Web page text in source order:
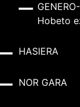
Hobeto
HASIERA
NOR GARA